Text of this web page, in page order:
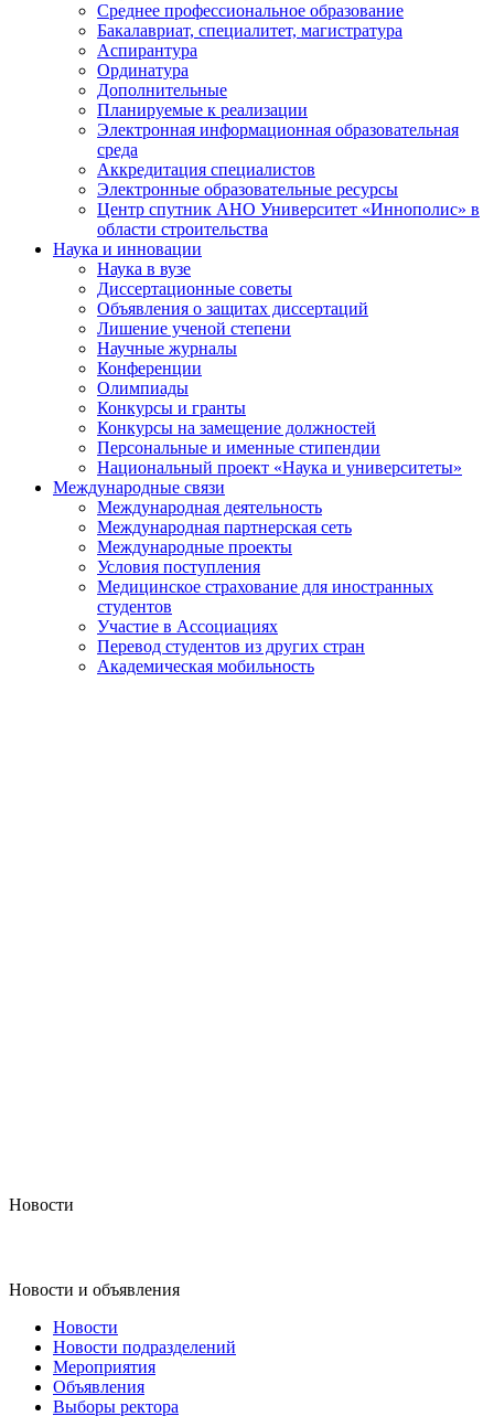
Среднее профессиональное образование
Бакалавриат, специалитет, магистратура
Аспирантура
Ординатура
Дополнительные
Планируемые к реализации
Электронная информационная образовательная
среда
Аккредитация специалистов
Электронные образовательные ресурсы
Центр спутник АНО Университет «Иннополис» в
области строительства
Наука и инновации
Наука в вузе
Диссертационные советы
Объявления о защитах диссертаций
Лишение ученой степени
Научные журналы
Конференции
Олимпиады
Конкурсы и гранты
Конкурсы на замещение должностей
Персональные и именные стипендии
Национальный проект «Наука и университеты»
Международные связи
Международная деятельность
Международная партнерская сеть
Международные проекты
Условия поступления
Медицинское страхование для иностранных
студентов
Участие в Ассоциациях
Перевод студентов из других стран
Академическая мобильность
Новости
Новости и объявления
Новости
Новости подразделений
Мероприятия
Объявления
Выборы ректора